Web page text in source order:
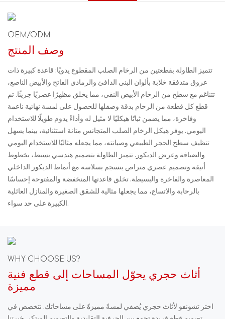
OEM/ODM
وصف المنتج
تتميز الطاولة بقطعتين من الرخام الصلب المقطوع يدويًا: قاعدة كبيرة ذات
عروق متدفقة خلابة بألوان البني الدافئ والرمادي الفاتح والأبيض الناصع،
تتناغم مع سطح من الرخام الأبيض النقي، مما يخلق مظهرًا عصريًا جريئًا. تم
قطع كل قطعة من الرخام بدقة وصقلها للحصول على لمسة نهائية ناعمة
وفاخرة، مما يضمن ثباتًا هيكليًا لا مثيل له وأداءً يدوم طويلًا للاستخدام
اليومي. يوفر هيكل الرخام الصلب المتجانس متانة استثنائية، بينما يسهل
تنظيف سطح الحجر الطبيعي وصيانته، مما يجعله مثاليًا للاستخدام اليومي
والضيافة وعرض الديكور. تتميز الطاولة بتصميم هندسي بسيط، بخطوط
أنيقة وتصميم عصري متراص ينسجم بسلاسة مع أنماط الديكور الداخلي
المعاصرة والفاخرة والبسيطة. تخلق قاعدتها المنخفضة والمفتوحة إحساسًا
بالرحابة والاتساع، مما يجعلها مثالية للشقق الصغيرة والمنازل العائلية
الكبيرة على حد سواء.
WHY CHOOSE US?
أثاث حجري يحوّل المساحات إلى قطع فنية
مميزة
اختر تشونفو لأثاث حجري يُضفي لمسةً مميزةً على مساحاتك. نتخصص في